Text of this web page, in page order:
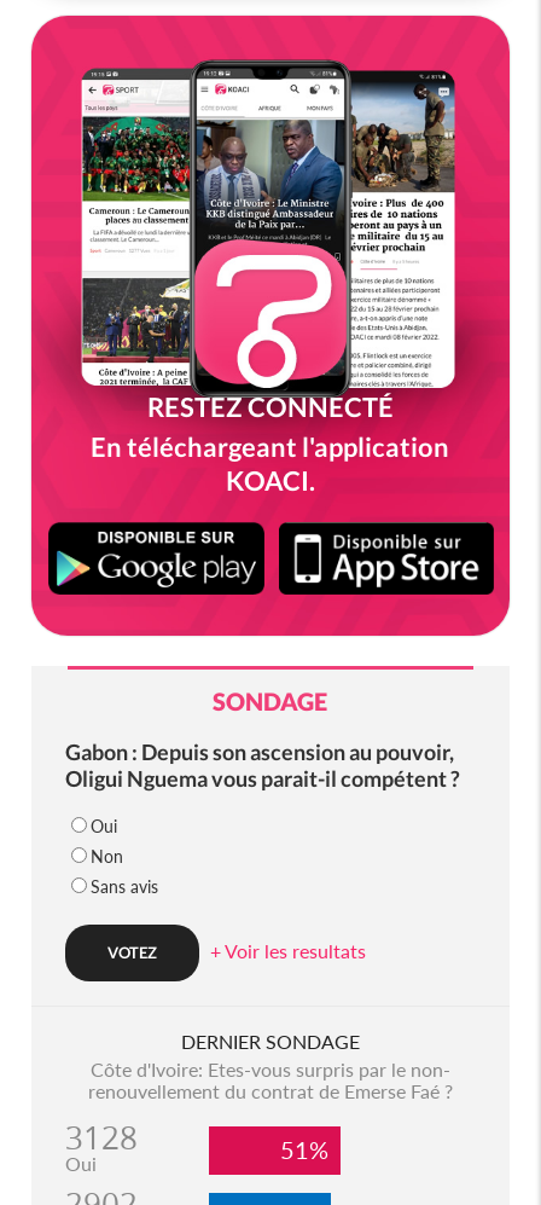
RESTEZ CONNECTÉ
En téléchargeant l'application
KOACI.
SONDAGE
Gabon : Depuis son ascension au pouvoir,
Oligui Nguema vous parait-il compétent ?
Oui
Non
Sans avis
+ Voir les resultats
DERNIER SONDAGE
Côte d'Ivoire: Etes-vous surpris par le non-
renouvellement du contrat de Emerse Faé ?
3128
Oui 51%